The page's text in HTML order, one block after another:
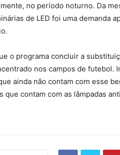
no período noturno. Da
de LED foi uma demanda
o programa concluir a
nos campos de futebol.
ainda não contam com esse
que contam com as lâmpadas